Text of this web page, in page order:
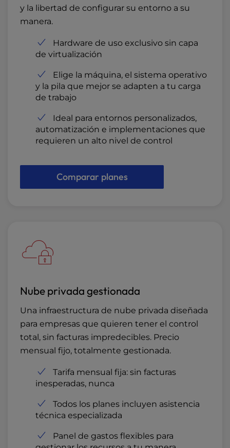
y la libertad de configurar su entorno a su
manera.
Hardware de uso exclusivo sin capa
de virtualización
Elige la máquina, el sistema operativo
y la pila que mejor se adapten a tu carga
de trabajo
Ideal para entornos personalizados,
automatización e implementaciones que
requieren un alto nivel de control
Comparar planes
Nube privada gestionada
Una infraestructura de nube privada diseñada
para empresas que quieren tener el control
total, sin facturas impredecibles. Precio
mensual fijo, totalmente gestionada.
Tarifa mensual fija: sin facturas
inesperadas, nunca
Todos los planes incluyen asistencia
técnica especializada
Panel de gastos flexibles para